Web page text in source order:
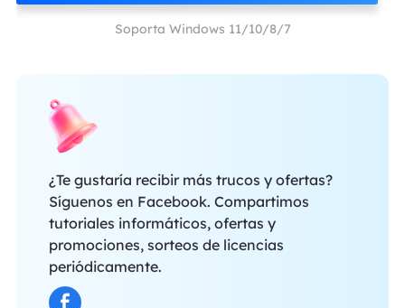
Soporta Windows 11/10/8/7
¿Te gustaría recibir más trucos y ofertas?
Síguenos en Facebook. Compartimos
tutoriales informáticos, ofertas y
promociones, sorteos de licencias
periódicamente.